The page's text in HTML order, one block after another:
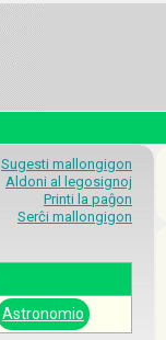
Sugesti mallongigon
Aldoni al legosignoj
Printi la paĝon
Serĉi mallongigon
Astronomio